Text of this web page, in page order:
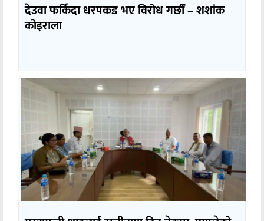
देउवा फर्किँदा धरपकड भए विरोध गर्छौँं – शशांक
कोइराला